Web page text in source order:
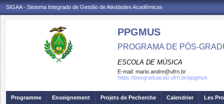
SIGAA - Sistema Integrado de Gestão de Atividades Acadêmicas
PPGMUS
PROGRAMA DE PÓS-
ESCOLA DE MÚSICA
E-mail: mario.andre@ufrn.br
https://posgraduacao.ufrn.br/ppgmus
Programme Enseignement Projets de Pecherche Calendrier Les